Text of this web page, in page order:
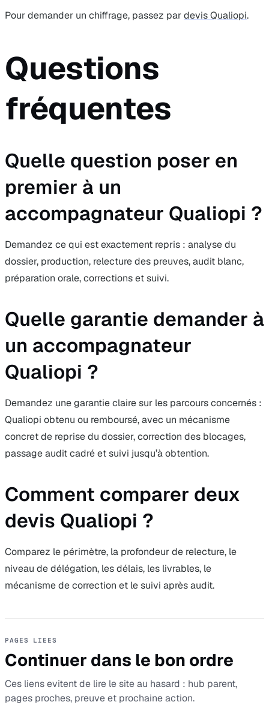
Pour demander un chiffrage, passez pardevis Qualiopi.
Questions
fréquentes
Quelle question poser en
premier à un
accompagnateur Qualiopi ?
Demandez ce qui est exactement repris : analyse du
dossier, production, relecture des preuves, audit blanc,
préparation orale, corrections et suivi.
Quelle garantie demander à
un accompagnateur
Qualiopi ?
Demandez une garantie claire sur les parcours concernés :
Qualiopi obtenu ou remboursé, avec un mécanisme
concret de reprise du dossier, correction des blocages,
passage audit cadré et suivi jusqu’à obtention.
Comment comparer deux
devis Qualiopi ?
Comparez le périmètre, la profondeur de relecture, le
niveau de délégation, les délais, les livrables, le
mécanisme de correction et le suivi après audit.
PAGES LIEES
Continuer dans le bon ordre
Ces liens evitent de lire le site au hasard : hub parent,
pages proches, preuve et prochaine action.